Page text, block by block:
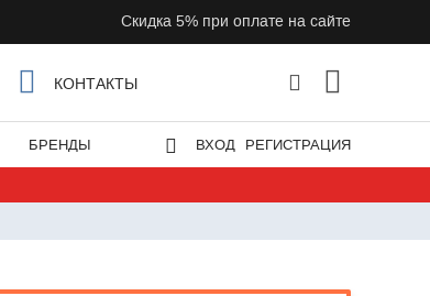
Скидка 5% при оплате на сайте
КОНТАКТЫ
БРЕНДЫ ВХОД РЕГИСТРАЦИЯ